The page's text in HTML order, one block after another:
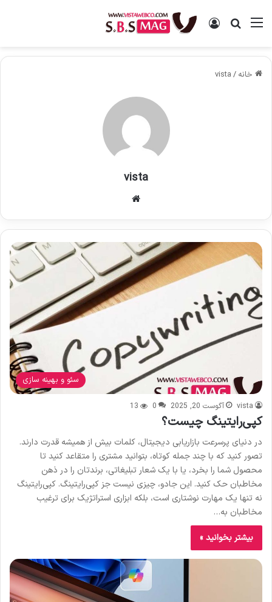
منو جستجو برای
ورود
خانه /
vista
vista
ت
سئو و بهینه سازی
vista آگوست 20, 2025 0
13
کپی‌رایتینگ چیست؟
در دنیای پرسرعت بازاریابی دیجیتال، کلمات بیش از همیشه قدرت دارند.
تصور کنید که با چند جمله کوتاه، بتوانید مشتری را متقاعد کنید تا
محصول شما را بخرد، یا با یک شعار تبلیغاتی، برندتان را در ذهن
مخاطبان حک کنید. این جادو، چیزی نیست جز کپی‌رایتینگ. کپی‌رایتینگ
نه تنها یک مهارت نوشتاری است، بلکه ابزاری استراتژیک برای ترغیب
مخاطبان به…
بیشتر بخوانید »